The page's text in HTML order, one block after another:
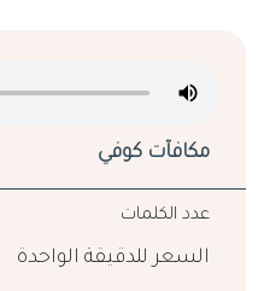
مكافآت كوفي
عدد الكلمات
السعر للدقيقة الواحدة